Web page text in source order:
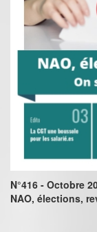
N°416 - Octobre
NAO, élections,